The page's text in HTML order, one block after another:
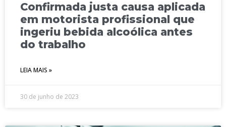
Confirmada justa causa aplicada
em motorista profissional que
ingeriu bebida alcoólica antes
do trabalho
LEIA MAIS »
30 de junho de 2023